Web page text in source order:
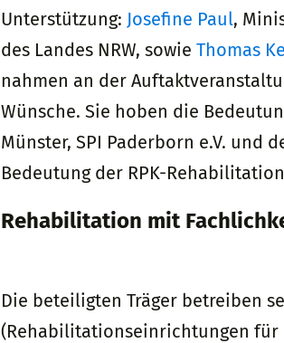
Unterstützung: Josefine Paul,
des Landes NRW, sowie Thomas
nahmen an der
Wünsche. Sie hoben die
Münster, SPI Paderborn e.V. und
Bedeutung der RPK-
Rehabilitation mit
Die beteiligten Träger betreiben
(Rehabilitationseinrichtungen für